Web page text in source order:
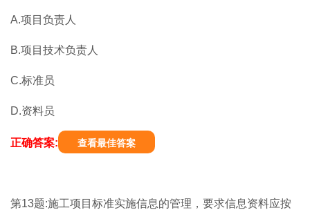
A.项目负责人
B.项目技术负责人
C.标准员
D.资料员
正确答案: 查看最佳答案
第13题:施工项目标准实施信息的管理，要求信息资料应按